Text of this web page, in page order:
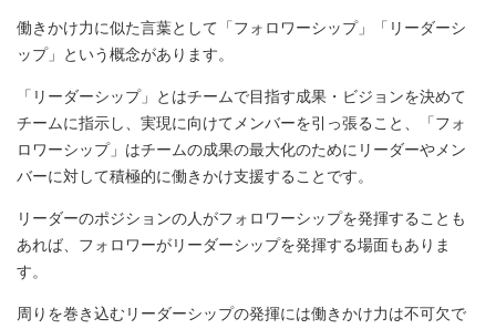
働きかけ力に似た言葉として「フォロワーシップ」「リーダーシ
ップ」という概念があります。
「リーダーシップ」とはチームで目指す成果・ビジョンを決めて
チームに指示し、実現に向けてメンバーを引っ張ること、「フォ
ロワーシップ」はチームの成果の最大化のためにリーダーやメン
バーに対して積極的に働きかけ支援することです。
リーダーのポジションの人がフォロワーシップを発揮することも
あれば、フォロワーがリーダーシップを発揮する場面もありま
す。
周りを巻き込むリーダーシップの発揮には働きかけ力は不可欠で